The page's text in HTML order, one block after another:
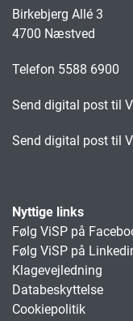
Birkebjerg Allé 3
4700 Næstved
Telefon 5588 6900
Send digital post til
Send digital post til
Nyttige links
Følg ViSP på
Følg ViSP på
Klagevejledning
Databeskyttelse
Cookiepolitik